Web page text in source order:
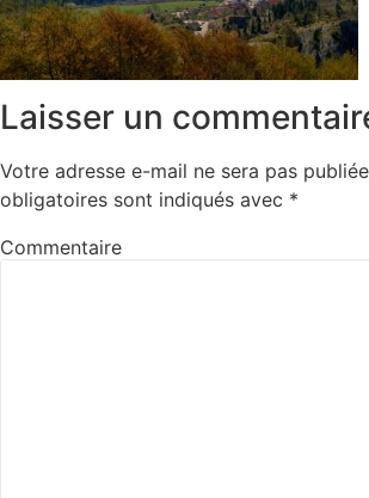
Laisser un
Votre adresse e-mail ne sera pas
obligatoires sont indiqués avec *
Commentaire